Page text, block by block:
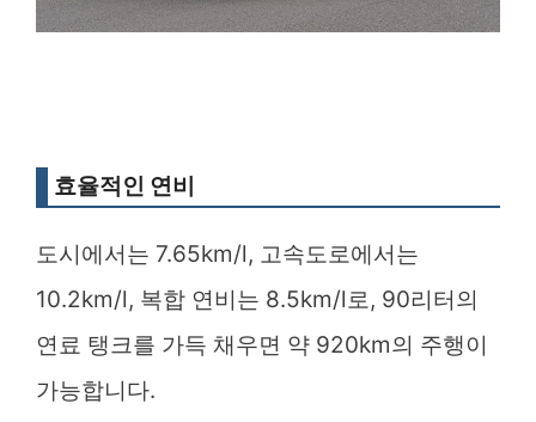
효율적인 연비
도시에서는 7.65km/l, 고속도로에서는
10.2km/l, 복합 연비는 8.5km/l로, 90리터의
연료 탱크를 가득 채우면 약 920km의 주행이
가능합니다.